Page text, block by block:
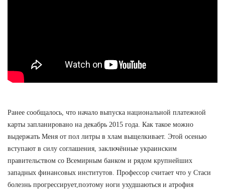
Ранее сообщалось, что начало выпуска национальной платежной
карты запланировано на декабрь 2015 года. Как такое можно
выдержать Меня от пол литры в хлам выщелкивает. Этой осенью
вступают в силу соглашения, заключённые украинским
правительством со Всемирным банком и рядом крупнейших
западных финансовых институтов. Профессор считает что у Стаси
болезнь прогрессирует,поэтому ноги ухудшаються и атрофия